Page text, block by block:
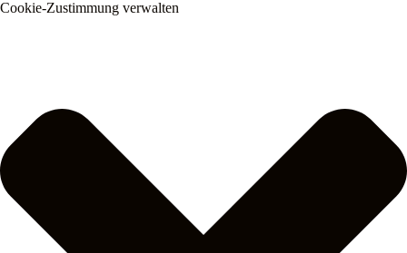
Cookie-Zustimmung verwalten